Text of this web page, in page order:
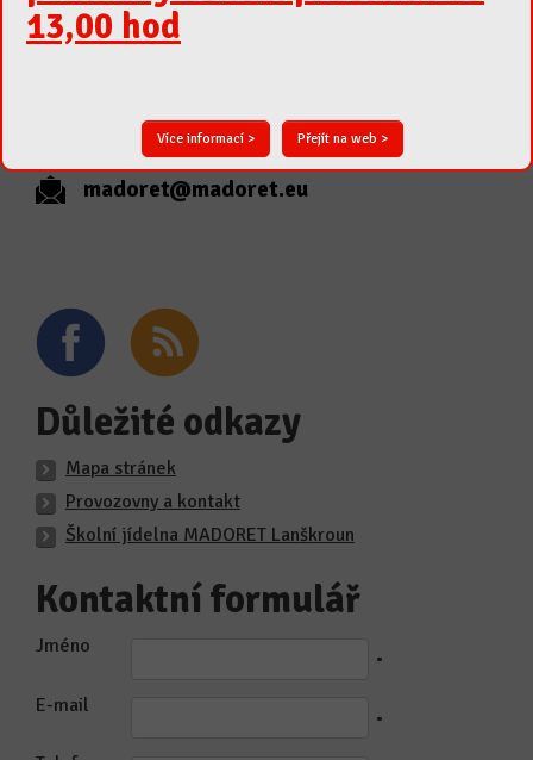
13,00 hod
Více informací > Přejít na web >
ŠJ MADORET
B.Smetany 493
465 324 673
madoret@madoret.eu
Důležité odkazy
Mapa stránek
Provozovny a kontakt
Školní jídelna MADORET Lanškroun
Kontaktní formulář
Jméno
•
E-mail
•